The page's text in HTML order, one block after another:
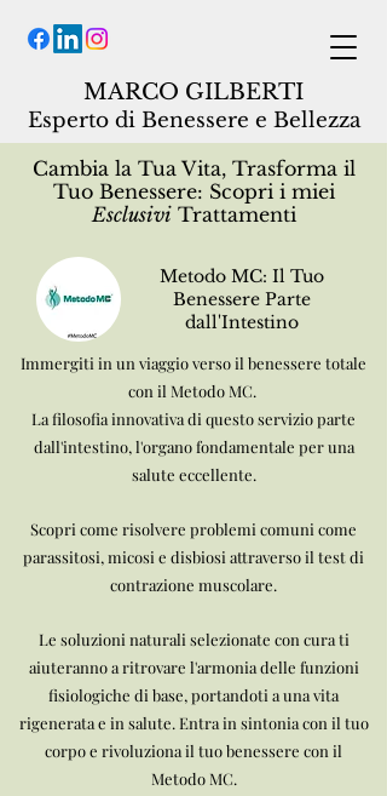
MARCO GILBERTI
Esperto di Benessere e Bellezza
Cambia la Tua Vita, Trasforma il
Tuo Benessere: Scopri i miei
EsclusiviTrattamenti
Metodo MC: Il Tuo
Benessere Parte
dall'Intestino
Immergiti in un viaggio verso il benessere totale
con il Metodo MC.
La filosofia innovativa di questo servizio parte
dall'intestino, l'organo fondamentale per una
salute eccellente.
Scopri come risolvere problemi comuni come
parassitosi, micosi e disbiosi attraverso il test di
contrazione muscolare.
Le soluzioni naturali selezionate con cura ti
aiuteranno a ritrovare l'armonia delle funzioni
fisiologiche di base, portandoti a una vita
rigenerata e in salute. Entra in sintonia con il tuo
corpo e rivoluziona il tuo benessere con il
Metodo MC.